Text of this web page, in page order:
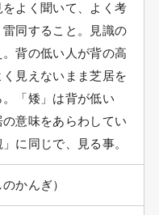
よく聞いて、よく考
雷同すること。見識の
背の低い人が背の高
見えないまま芝居を
「矮」は背が低い
意味をあらわしてい
に同じで、見る事。
かんぎ）